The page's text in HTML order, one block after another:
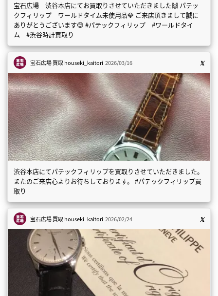
宝石広場 渋谷本店にてお買取りさせていただきました🙌 パテッ
クフィリップ ワールドタイム未使用品💎 ご来店頂きまして誠に
ありがとうございます😊 #パテックフィリップ #ワールドタイ
ム #渋谷時計買取り
宝石広場 買取houseki_kaitori 2026/03/16
渋谷本店にてパテックフィリップを買取りさせていただきました。
またのご来店心よりお待ちしております。 #パテックフィリップ買
取り
宝石広場 買取houseki_kaitori 2026/02/24